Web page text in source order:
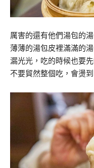
厲害的還有他們湯包的
薄薄的湯包皮裡滿滿的
漏光光，吃的時候也要
不要貿然整個吃，會燙到